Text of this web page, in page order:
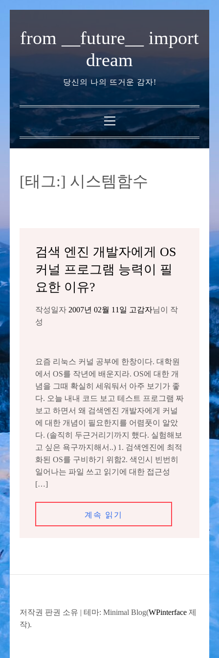
기
from __future__ import
dream
당신의 나의 뜨거운 감자!
기
본
메
뉴
[태그:] 시스템함수
검색 엔진 개발자에게 OS
커널 프로그램 능력이 필
요한 이유?
작성일자 2007년 02월 11일 고감자님이 작
성
요즘 리눅스 커널 공부에 한창이다. 대학원
에서 OS를 작년에 배운지라. OS에 대한 개
념을 그때 확실히 세워둬서 아주 보기가 좋
다. 오늘 내내 코드 보고 테스트 프로그램 짜
보고 하면서 왜 검색엔진 개발자에게 커널
에 대한 개념이 필요한지를 어렴풋이 알았
다. (솔직히 두근거리기까지 했다. 실험해보
고 싶은 욕구까지해서..) 1. 검색엔진에 최적
화된 OS를 구비하기 위함2. 색인시 빈번히
일어나는 파일 쓰고 읽기에 대한 접근성
[…]
계속 읽기
저작권 판권 소유 | 테마: Minimal Blog(WPinterface 제
작).